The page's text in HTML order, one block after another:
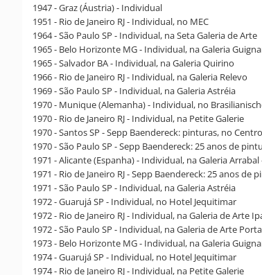
1947 - Graz (Áustria) - Individual
1951 - Rio de Janeiro RJ - Individual, no MEC
1964 - São Paulo SP - Individual, na Seta Galeria de Arte
1965 - Belo Horizonte MG - Individual, na Galeria
1965 - Salvador BA - Individual, na Galeria Quirino
1966 - Rio de Janeiro RJ - Individual, na Galeria Relevo
1969 - São Paulo SP - Individual, na Galeria Astréia
1970 - Munique (Alemanha) - Individual, no
1970 - Rio de Janeiro RJ - Individual, na Petite Galerie
1970 - Santos SP - Sepp Baendereck: pinturas, no
1970 - São Paulo SP - Sepp Baendereck: 25 anos de
1971 - Alicante (Espanha) - Individual, na Galeria Arrabal
1971 - Rio de Janeiro RJ - Sepp Baendereck: 25 anos de
1971 - São Paulo SP - Individual, na Galeria Astréia
1972 - Guarujá SP - Individual, no Hotel Jequitimar
1972 - Rio de Janeiro RJ - Individual, na Galeria de Arte
1972 - São Paulo SP - Individual, na Galeria de Arte
1973 - Belo Horizonte MG - Individual, na Galeria
1974 - Guarujá SP - Individual, no Hotel Jequitimar
1974 - Rio de Janeiro RJ - Individual, na Petite Galerie